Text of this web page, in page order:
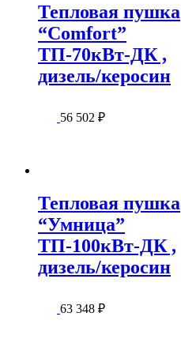
Тепловая пушка
“Comfort”
ТП-70кВт-ДК ,
дизель/керосин
56 502 ₽
Тепловая пушка
“Умница”
ТП-100кВт-ДК ,
дизель/керосин
63 348 ₽